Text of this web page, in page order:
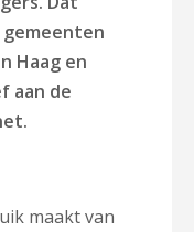
gemeenten
Haag en
aan de
maakt van